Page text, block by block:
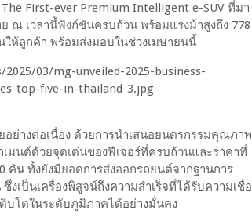
First-ever Premium Intelligent e-SUV ที่มา
ณ เวลานี้ฟังก์ชันครบถ้วน พร้อมแรงม้าสูงถึง 778
ห้ลูกค้า พร้อมส่งมอบในช่วงเมษายนนี้
ย่างต่อเนื่อง ด้วยการนำเสนอยนตรกรรมคุณภาพ
มนต์ด้วยจุดเด่นของฟีเจอร์ที่ครบถ้วนและราคาที่
คัน ทั้งยังมียอดการส่งออกรถยนต์จากฐานการ
เป็นเครื่องพิสูจน์ถึงความสำเร็จที่ได้รับความเชื่อ
บโตในระดับภูมิภาคได้อย่างมั่นคง